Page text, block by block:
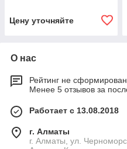
Цену уточняйте
О нас
Рейтинг не сформирован
Менее 5 отзывов за
Работает с 13.08.2018
г. Алматы
г. Алматы, ул.